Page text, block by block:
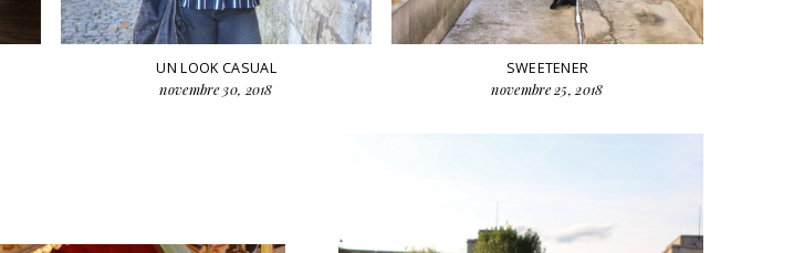
UN LOOK CASUAL
novembre 30, 2018
SWEETENER
novembre 25, 2018